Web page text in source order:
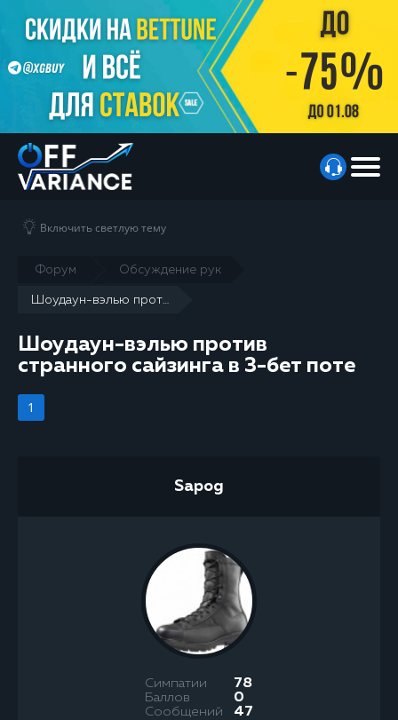
Форум Обсуждение рук
Шоудаун-вэлью против странного сайзинга в 3-бет поте
Включить светлую тему
Шоудаун-вэлью против
странного сайзинга в 3-бет поте
1
Sapog
Симпатии 78
Баллов 0
Сообщений 47